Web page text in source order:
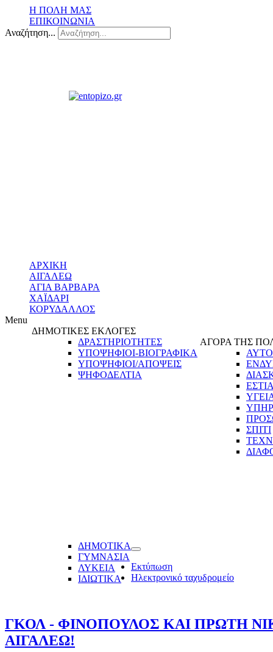
Η ΠΟΛΗ ΜΑΣ
ΕΠΙΚΟΙΝΩΝΙΑ
Αναζήτηση...
ΑΡΧΙΚΗ
ΑΙΓΑΛΕΩ
ΑΓΙΑ ΒΑΡΒΑΡΑ
ΧΑΪΔΑΡΙ
ΚΟΡΥΔΑΛΛΟΣ
Menu
ΔΗΜΟΤΙΚΕΣ ΕΚΛΟΓΕΣ
ΔΡΑΣΤΗΡΙΟΤΗΤΕΣ
ΥΠΟΨΗΦΙΟΙ-ΒΙΟΓΡΑΦΙΚΑ
ΥΠΟΨΗΦΙΟΙ/ΑΠΟΨΕΙΣ
ΨΗΦΟΔΕΛΤΙΑ
ΑΓΟΡΑ ΤΗΣ
ΣΠΙΤΙ
ΔΗΜΟΤΙΚΑ
ΓΥΜΝΑΣΙΑ
ΛΥΚΕΙΑ
ΙΔΙΩΤΙΚΑ
Εκτύπωση
Ηλεκτρονικό ταχυδρομείο
ΓΚΟΛ - ΦΙΝΟΠΟΥΛΟΣ ΚΑΙ ΠΡΩΤΗ
ΑΙΓΑΛΕΩ!